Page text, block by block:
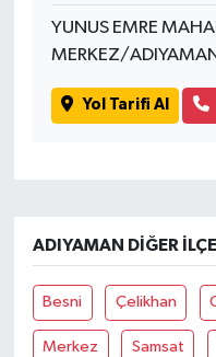
YUNUS EMRE
MERKEZ/
Yol Tarifi Al
ADIYAMAN DIĞER
Besni Çelikhan
Merkez Samsat